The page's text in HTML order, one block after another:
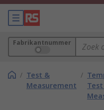
Fabrikantnummer
/ Test &
Measurement
/